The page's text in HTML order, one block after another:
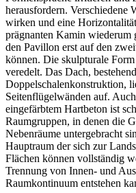
herausfordern. Verschiedene
wirken und eine
prägnanten Kamin wiederum
den Pavillon erst auf den
können. Die skulpturale
veredelt. Das Dach,
Doppelschalenkonstruktion,
Seitenflügelwänden auf.
eingefärbtem Hartbeton ist
Raumgruppen, in denen die
Nebenräume untergebracht
Hauptraum der sich zur
Flächen können vollständig
Trennung von Innen- und
Raumkontinuum entstehen